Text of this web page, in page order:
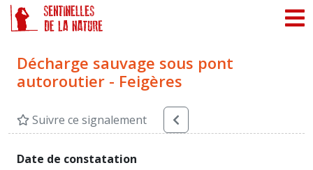
Décharge sauvage sous pont
autoroutier - Feigères
Suivre ce signalement
Date de constatation
Panneau de gestion des cookies